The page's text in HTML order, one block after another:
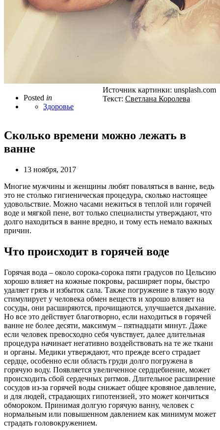
Posted in
Здоровье
Источник картинки: unsplash.com
Текст: Светлана Королева
Сколько времени можно лежать в
ванне
13 ноября, 2017
Многие мужчины и женщины любят поваляться в ванне, ведь
это не столько гигиеническая процедура, сколько настоящее
удовольствие. Можно часами нежиться в теплой или горячей
воде и мягкой пене, вот только специалисты утверждают, что
долго находиться в ванне вредно, и тому есть немало важных
причин.
Что происходит в горячей воде
Горячая вода – около сорока-сорока пяти градусов по Цельсию
хорошо влияет на кожные покровы, расширяет поры, быстро
удаляет грязь и избыток сала. Также погружение в такую воду
стимулирует у человека обмен веществ и хорошо влияет на
сосуды, они расширяются, прочищаются, улучшается дыхание.
Но все это действует благотворно, если находиться в горячей
ванне не более десяти, максимум – пятнадцати минут. Даже
если человек превосходно себя чувствует, далее длительная
процедура начинает негативно воздействовать на те же ткани
и органы. Медики утверждают, что прежде всего страдает
сердце, особенно если область груди долго погружена в
горячую воду. Появляется увеличенное сердцебиение, может
происходить сбой сердечных ритмов. Длительное расширение
сосудов из-за горячей воды снижает общее кровяное давление,
и для людей, страдающих гипотензией, это может кончиться
обмороком. Принимая долгую горячую ванну, человек с
нормальным или повышенном давлением как минимум может
страдать головокружением.